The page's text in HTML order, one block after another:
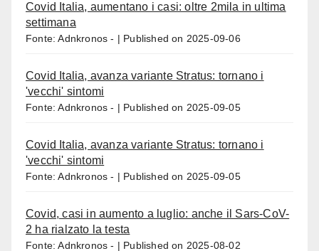
Covid Italia, aumentano i casi: oltre 2mila in ultima
settimana
Fonte: Adnkronos - Published on 2025-09-06
Covid Italia, avanza variante Stratus: tornano i
'vecchi' sintomi
Fonte: Adnkronos - Published on 2025-09-05
Covid Italia, avanza variante Stratus: tornano i
'vecchi' sintomi
Fonte: Adnkronos - Published on 2025-09-05
Covid, casi in aumento a luglio: anche il Sars-CoV-
2 ha rialzato la testa
Fonte: Adnkronos - Published on 2025-08-02